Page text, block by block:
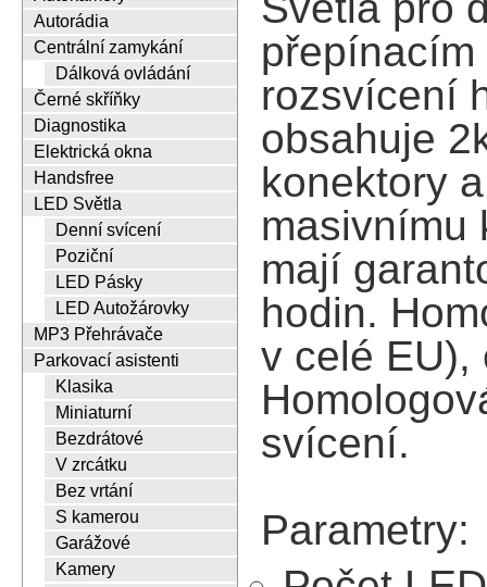
Autorádia
Centrální zamykání
Dálková ovládání
Černé skříňky
Diagnostika
Elektrická okna
Handsfree
LED Světla
Denní svícení
Poziční
LED Pásky
LED Autožárovky
MP3 Přehrávače
Parkovací asistenti
Klasika
Miniaturní
Bezdrátové
V zrcátku
Bez vrtání
S kamerou
Garážové
Kamery
rozsvícení
obsahuje
konektory
masivnímu
mají
hodin.
v celé EU),
svícení.
Parametry: